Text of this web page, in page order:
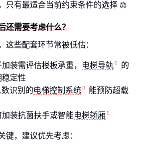
只有最适合当前约束条件的选择 ⚖️
还需要考虑什么？
这些配套环节常被低估：
装需评估楼板承重， 电梯导轨
的
定性
数识别的电梯控制系统
能预防超载
加装抗菌扶手或智能电梯轿厢
键，建议优先考虑：